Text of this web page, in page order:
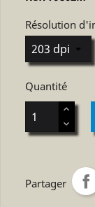
Résolution
Quantité
Partager